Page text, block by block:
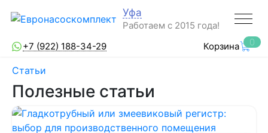
Уфа
Работаем с 2015 года!
+7 (922) 188-34-29
Корзина 0
Статьи
Полезные статьи